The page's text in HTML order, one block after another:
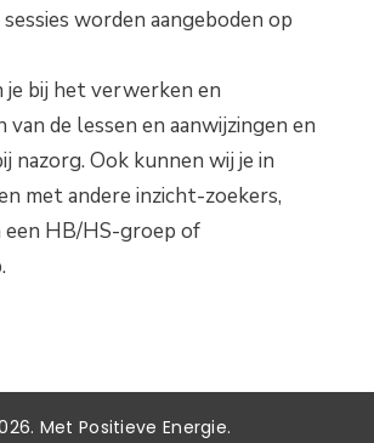
worden aangeboden op
je bij het verwerken en
de lessen en aanwijzingen en
nazorg. Ook kunnen wij je in
met andere inzicht-zoekers,
een HB/HS-groep of